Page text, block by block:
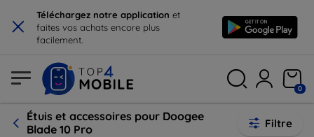
× Téléchargez notre application et
faites vos achats encore plus
facilement.
0
Étuis et accessoires pour Doogee
Blade 10 Pro
Filtre